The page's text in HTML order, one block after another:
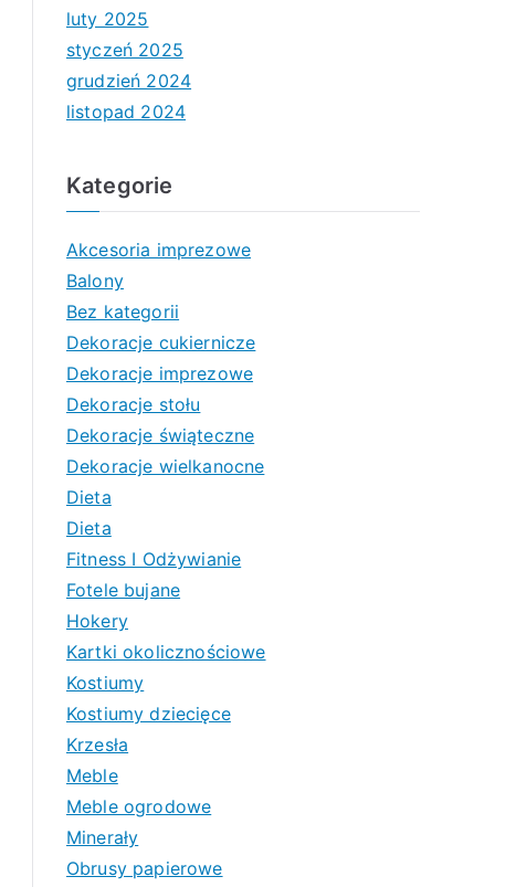
luty 2025
styczeń 2025
grudzień 2024
listopad 2024
Kategorie
Akcesoria imprezowe
Balony
Bez kategorii
Dekoracje cukiernicze
Dekoracje imprezowe
Dekoracje stołu
Dekoracje świąteczne
Dekoracje wielkanocne
Dieta
Dieta
Fitness I Odżywianie
Fotele bujane
Hokery
Kartki okolicznościowe
Kostiumy
Kostiumy dziecięce
Krzesła
Meble
Meble ogrodowe
Minerały
Obrusy papierowe